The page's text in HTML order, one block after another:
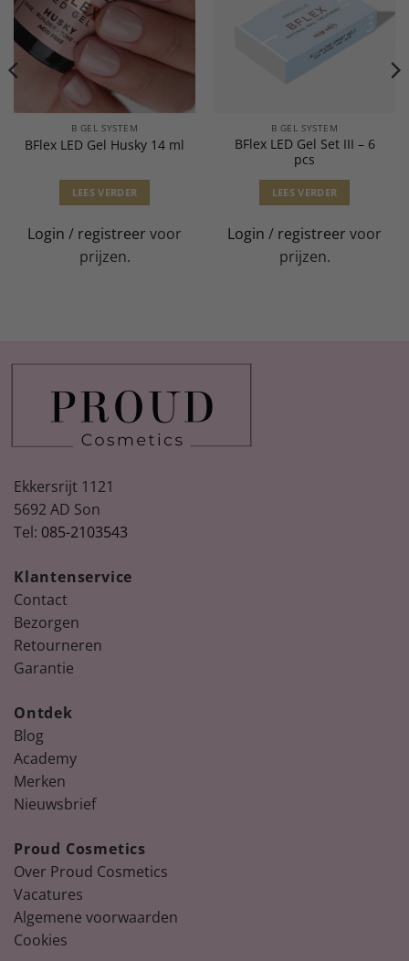
B GEL SYSTEM
BFlex LED Gel Husky 14 ml
LEES VERDER
Login / registreer voor
prijzen.
B GEL SYSTEM
BFlex LED Gel Set III – 6
pcs
LEES VERDER
Login / registreer voor
prijzen.
Ekkersrijt 1121
5692 AD Son
Tel: 085-2103543
Klantenservice
Contact
Bezorgen
Retourneren
Garantie
Ontdek
Blog
Academy
Merken
Nieuwsbrief
Proud Cosmetics
Over Proud Cosmetics
Vacatures
Algemene voorwaarden
Cookies